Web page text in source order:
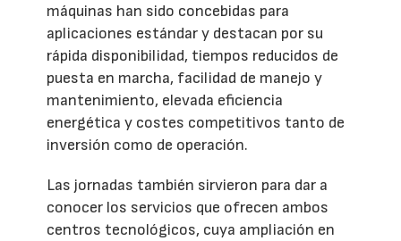
máquinas han sido concebidas para
aplicaciones estándar y destacan por su
rápida disponibilidad, tiempos reducidos de
puesta en marcha, facilidad de manejo y
mantenimiento, elevada eficiencia
energética y costes competitivos tanto de
inversión como de operación.
Las jornadas también sirvieron para dar a
conocer los servicios que ofrecen ambos
centros tecnológicos, cuya ampliación en